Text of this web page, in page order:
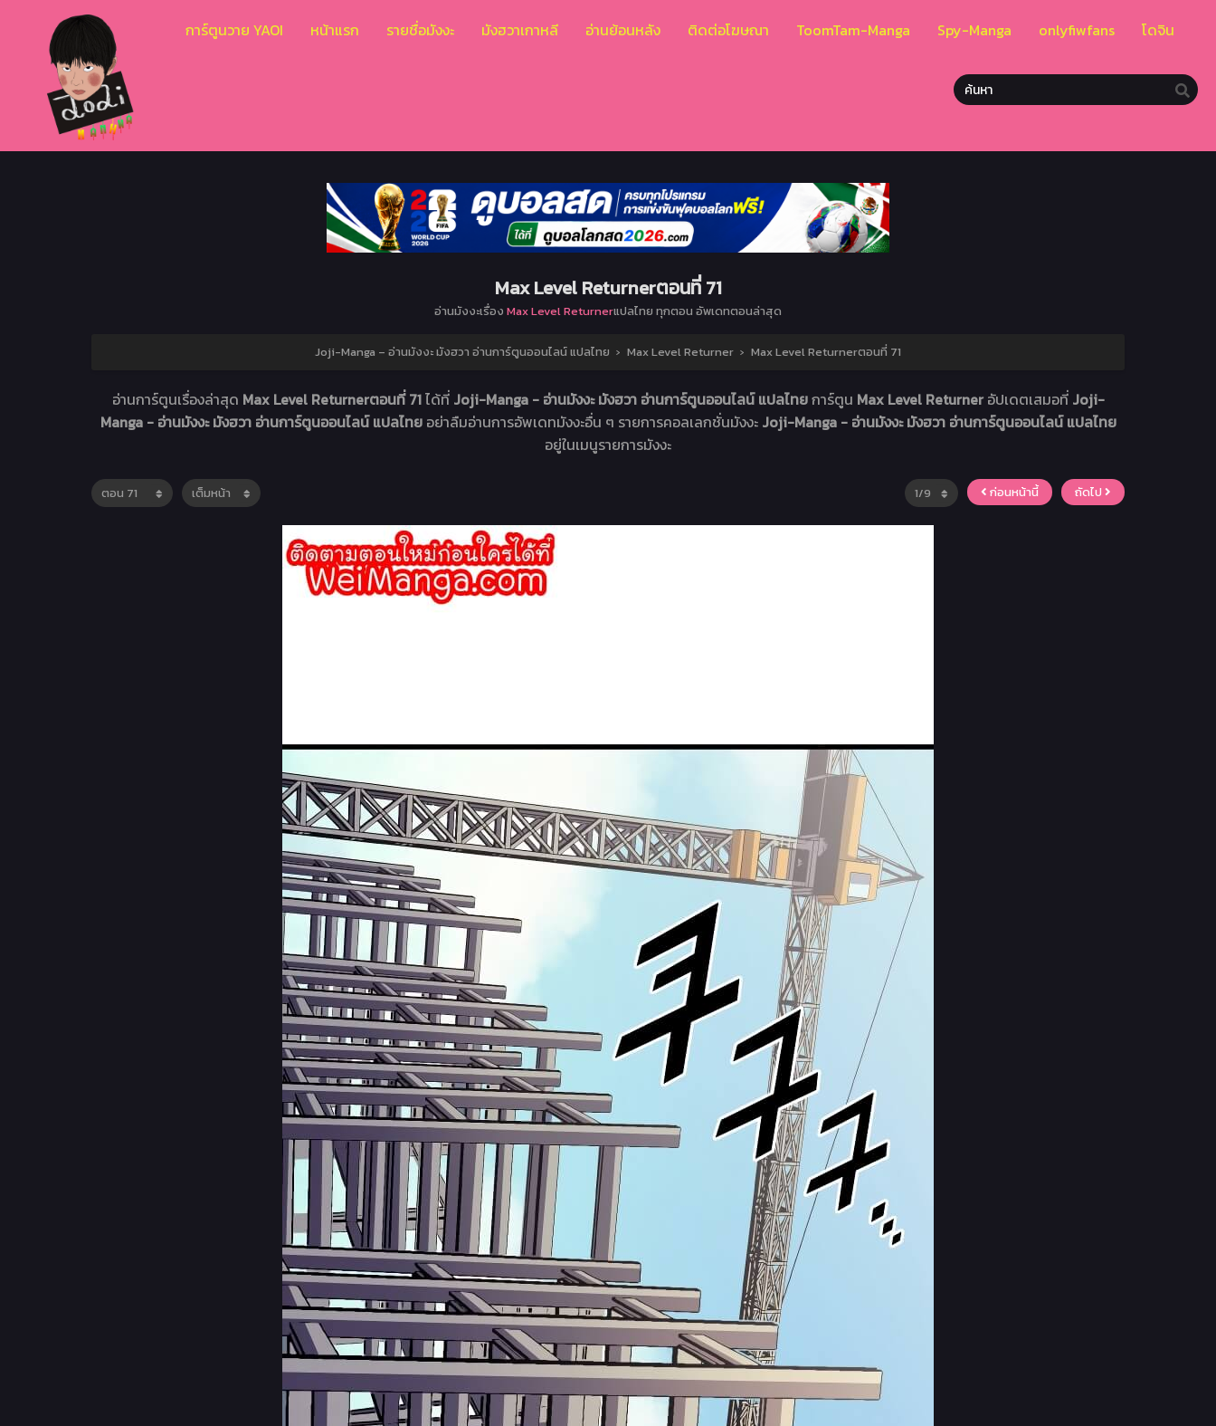
การ์ตูนวาย YAOI หน้าแรก รายชื่อมังงะ มังฮวาเกาหลี อ่านย้อนหลัง ติดต่อโฆษณา ToomTam-Manga Spy-Manga onlyfiwfans โดจิน
Max Level Returnerตอนที่ 71
อ่านมังงะเรื่อง Max Level Returnerแปลไทย ทุกตอน อัพเดทตอนล่าสุด
Joji-Manga – อ่านมังงะ มังฮวา อ่านการ์ตูนออนไลน์ แปลไทย › Max Level Returner › Max Level Returnerตอนที่ 71
อ่านการ์ตูนเรื่องล่าสุด Max Level Returnerตอนที่ 71ได้ที่ Joji-Manga - อ่านมังงะ มังฮวา อ่านการ์ตูนออนไลน์ แปลไทยการ์ตูน Max Level Returner อัปเดตเสมอที่ Joji-
Manga - อ่านมังงะ มังฮวา อ่านการ์ตูนออนไลน์ แปลไทย อย่าลืมอ่านการอัพเดทมังงะอื่น ๆ รายการคอลเลกชั่นมังงะ Joji-Manga - อ่านมังงะ มังฮวา อ่านการ์ตูนออนไลน์ แปลไทย
อยู่ในเมนูรายการมังงะ
ก่อนหน้านี้ ถัดไป